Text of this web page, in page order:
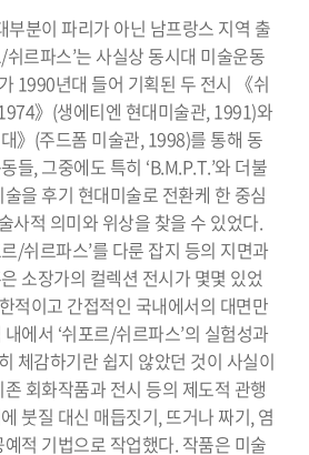
부분이 파리가 아닌 남프랑스 지역 출
르파스’는 사실상 동시대 미술운동
1990년대 들어 기획된 두 전시 《쉬
》(생에티엔 현대미술관, 1991)와
》(주드폼 미술관, 1998)를 통해 동
들, 그중에도 특히 ‘B.M.P.T.’와 더불
을 후기 현대미술로 전환케 한 중심
사적 의미와 위상을 찾을 수 있었다.
/쉬르파스’를 다룬 잡지 등의 지면과
소장가의 컬렉션 전시가 몇몇 있었
적이고 간접적인 국내에서의 대면만
에서 ‘쉬포르/쉬르파스’의 실험성과
체감하기란 쉽지 않았던 것이 사실이
회화작품과 전시 등의 제도적 관행
붓질 대신 매듭짓기, 뜨거나 짜기, 염
적 기법으로 작업했다. 작품은 미술